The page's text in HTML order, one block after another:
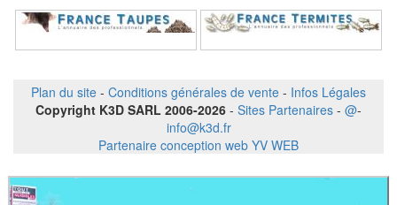
Plan du site - Conditions générales de vente - Infos Légales
Copyright K3D SARL 2006-2026 - Sites Partenaires - @-
info@k3d.fr
Partenaire conception web YV WEB